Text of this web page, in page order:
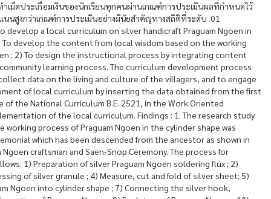
ม็ดประเกือมเงินของนักเรียนทุกคนผ่านเกณฑ์การประเมินผลที่กำหนดไว้
นสูงกว่าเกณฑ์การประเมินอย่างมีนัยสำคัญทางสถิติที่ระดับ .01
a local curriculum on silver handicraft Praguam Ngoen in
To develop the content from local wisdom based on the working
; 2) To design the instructional process by integrating content
learning process. The curriculum development process
data on the living and culture of the villagers, and to engage
of local curriculum by inserting the data obtained from the first
the National Curriculum B.E. 2521, in the Work Oriented
of the local curriculum. Findings : 1. The research study
process of Praguam Ngoen in the cylinder shape was
which has been descended from the ancestor as shown in
craftsman and Saen-Snop Ceremony. The process for
1) Preparation of silver Praguam Ngoen soldering flux ; 2)
of silver granule ; 4) Measure, cut and fold of silver sheet; 5)
Ngoen into cylinder shape ; 7) Connecting the silver hook,